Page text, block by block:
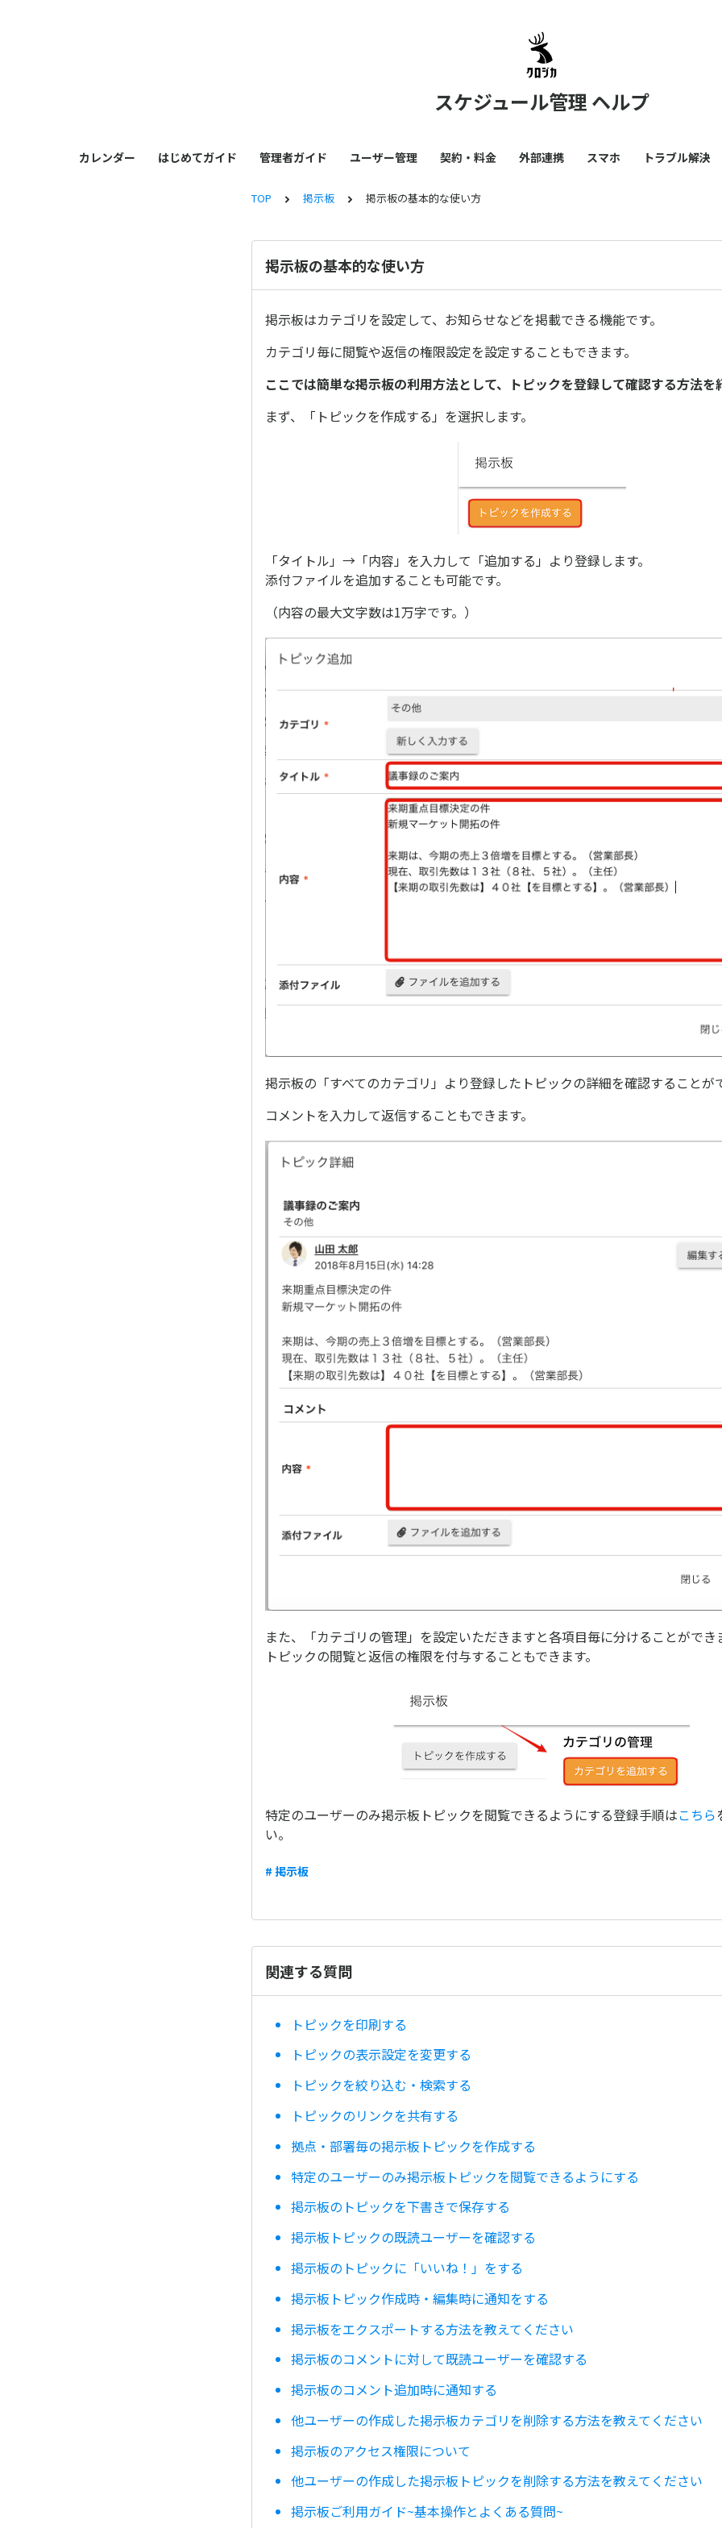
スケジュール管理 ヘルプ
カレンダー はじめてガイド 管理者ガイド ユーザー管理 契約・料金 外部連携 スマホ トラブル解決
TOP 掲示板 掲示板の基本的な使い方
掲示板の基本的な使い方
掲示板はカテゴリを設定して、お知らせなどを掲載できる機能です。
カテゴリ毎に閲覧や返信の権限設定を設定することもできます。
ここでは簡単な掲示板の利用方法として、トピックを登録して確認する方法を
まず、「トピックを作成する」を選択します。
「タイトル」→「内容」を入力して「追加する」より登録します。
添付ファイルを追加することも可能です。
（内容の最大文字数は1万字です。）
掲示板の「すべてのカテゴリ」より登録したトピックの詳細を確認することが
コメントを入力して返信することもできます。
また、「カテゴリの管理」を設定いただきますと各項目毎に分けることができ
トピックの閲覧と返信の権限を付与することもできます。
特定のユーザーのみ掲示板トピックを閲覧できるようにする登録手順はこちら
い。
# 掲示板
関連する質問
トピックを印刷する
トピックの表示設定を変更する
トピックを絞り込む・検索する
トピックのリンクを共有する
拠点・部署毎の掲示板トピックを作成する
特定のユーザーのみ掲示板トピックを閲覧できるようにする
掲示板のトピックを下書きで保存する
掲示板トピックの既読ユーザーを確認する
掲示板のトピックに「いいね！」をする
掲示板トピック作成時・編集時に通知をする
掲示板をエクスポートする方法を教えてください
掲示板のコメントに対して既読ユーザーを確認する
掲示板のコメント追加時に通知する
他ユーザーの作成した掲示板カテゴリを削除する方法を教えてください
掲示板のアクセス権限について
他ユーザーの作成した掲示板トピックを削除する方法を教えてください
掲示板ご利用ガイド~基本操作とよくある質問~